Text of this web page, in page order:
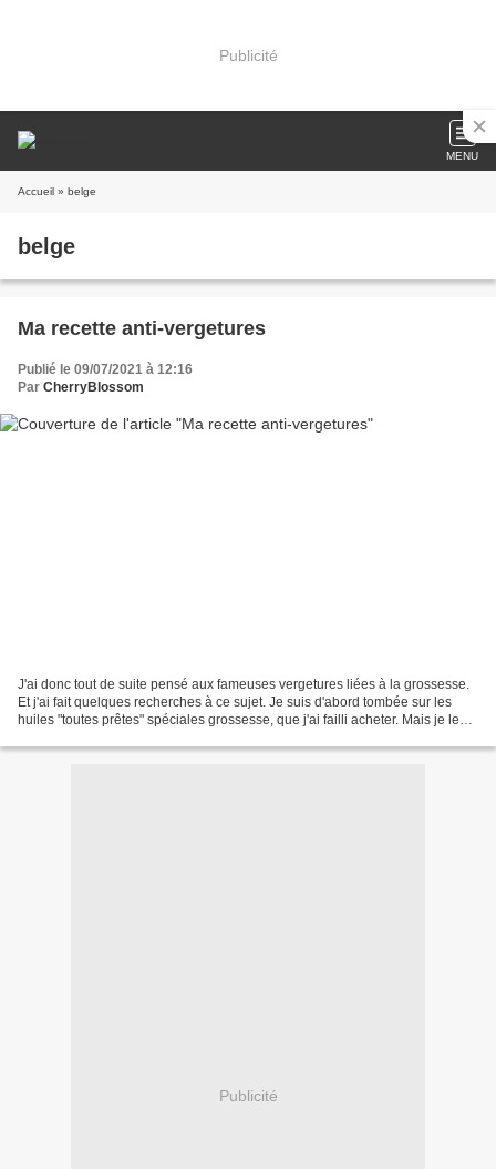
Publicité
MENU
Accueil » belge
belge
Ma recette anti-vergetures
Publié le 09/07/2021 à 12:16
Par CherryBlossom
J'ai donc tout de suite pensé aux fameuses vergetures liées à la grossesse.
Et j'ai fait quelques recherches à ce sujet. Je suis d'abord tombée sur les
huiles "toutes prêtes" spéciales grossesse, que j'ai failli acheter. Mais je les
Publicité